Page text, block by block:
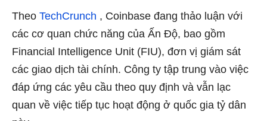
Theo TechCrunch , Coinbase đang thảo luận với
các cơ quan chức năng của Ấn Độ, bao gồm
Financial Intelligence Unit (FIU), đơn vị giám sát
các giao dịch tài chính. Công ty tập trung vào việc
đáp ứng các yêu cầu theo quy định và vẫn lạc
quan về việc tiếp tục hoạt động ở quốc gia tỷ dân